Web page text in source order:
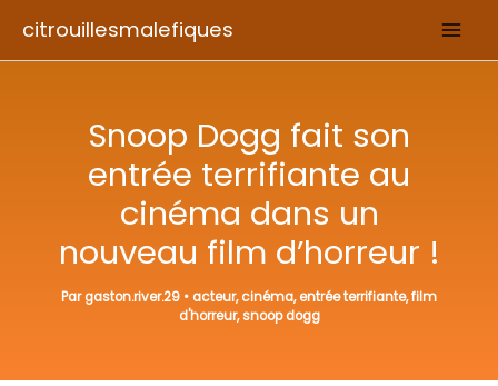
citrouillesmalefiques
Snoop Dogg fait son
entrée terrifiante au
cinéma dans un
nouveau film d’horreur !
Pargaston.river.29 •acteur,cinéma,entrée terrifiante,film
d'horreur,snoop dogg